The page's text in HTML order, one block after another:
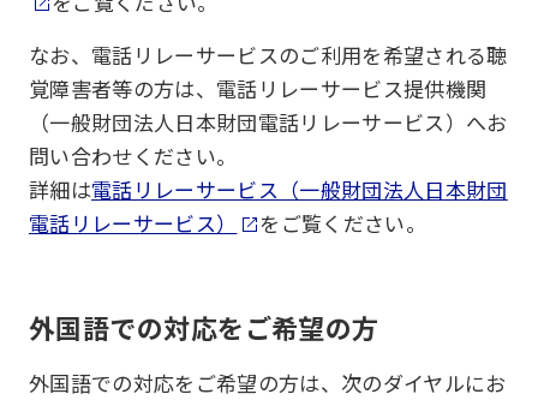
なお、電話リレーサービスのご利用を希望される聴
覚障害者等の方は、電話リレーサービス提供機関
（一般財団法人日本財団電話リレーサービス）へお
問い合わせください。
詳細は電話リレーサービス（一般財団法人日本財団
電話リレーサービス）
をご覧ください。
外国語での対応をご希望の方
外国語での対応をご希望の方は、次のダイヤルにお